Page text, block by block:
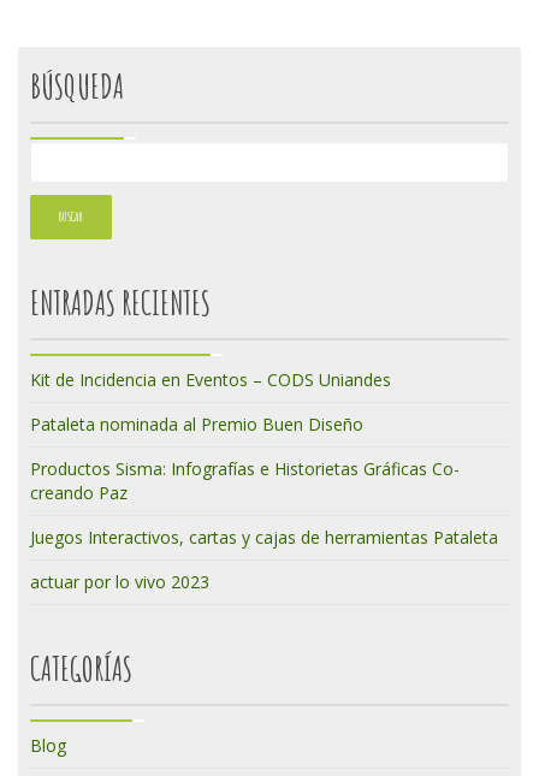
BÚSQUEDA
ENTRADAS RECIENTES
Kit de Incidencia en Eventos – CODS Uniandes
Pataleta nominada al Premio Buen Diseño
Productos Sisma: Infografías e Historietas Gráficas Co-
creando Paz
Juegos Interactivos, cartas y cajas de herramientas Pataleta
actuar por lo vivo 2023
CATEGORÍAS
Blog